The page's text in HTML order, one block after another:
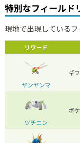
特別なフィールド
現地で出現しているフ
リワード
ヤンヤンマ
ギ
ツチニン
ポ